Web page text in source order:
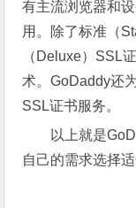
有主流浏览器和
用。除了标准（
（Deluxe）SSL
术。GoDaddy还
SSL证书服务。
以上就是
自己的需求选择